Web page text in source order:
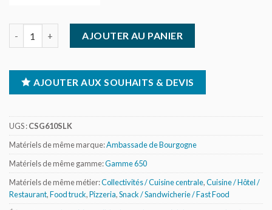
AJOUTER AU PANIER
AJOUTER AUX SOUHAITS & DEVIS
UGS :CSG610SLK
Matériels de même marque:Ambassade de Bourgogne
Matériels de même gamme:Gamme 650
Matériels de même métier:Collectivités / Cuisine centrale,Cuisine / Hôtel /
Restaurant,Food truck,Pizzeria,Snack / Sandwicherie / Fast Food